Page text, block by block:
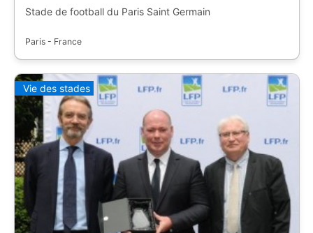
Stade de football du Paris Saint Germain
Paris - France
Vie des stades